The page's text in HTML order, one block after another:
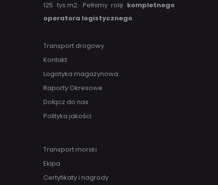
125 tys.m2. Pełnimy rolę kompletnego
operatora logistycznego.
Transport drogowy
Kontakt
Logistyka magazynowa
Raporty Okresowe
Dołącz do nas
Polityka jakości
Transport morski
Ekipa
Certyfikaty i nagrody